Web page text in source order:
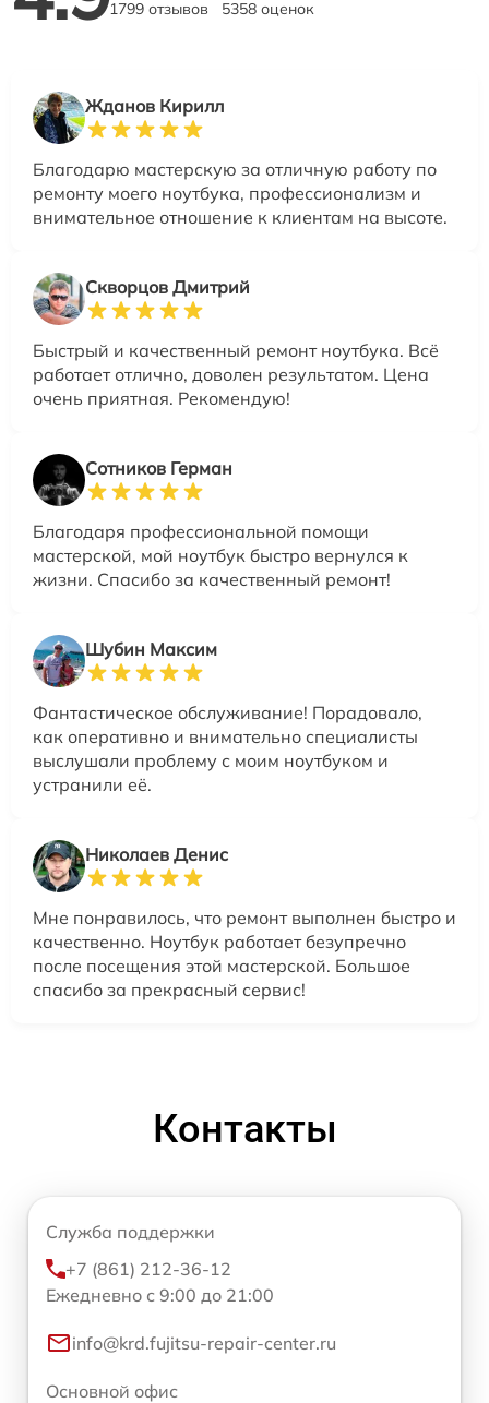
1799 отзывов 5358 оценок
Жданов Кирилл
Благодарю мастерскую за отличную работу по
ремонту моего ноутбука, профессионализм и
внимательное отношение к клиентам на высоте.
Скворцов Дмитрий
Быстрый и качественный ремонт ноутбука. Всё
работает отлично, доволен результатом. Цена
очень приятная. Рекомендую!
Сотников Герман
Благодаря профессиональной помощи
мастерской, мой ноутбук быстро вернулся к
жизни. Спасибо за качественный ремонт!
Шубин Максим
Фантастическое обслуживание! Порадовало,
как оперативно и внимательно специалисты
выслушали проблему с моим ноутбуком и
устранили её.
Николаев Денис
Мне понравилось, что ремонт выполнен быстро и
качественно. Ноутбук работает безупречно
после посещения этой мастерской. Большое
спасибо за прекрасный сервис!
Контакты
Служба поддержки
+7 (861) 212-36-12
Ежедневно с 9:00 до 21:00
info@krd.fujitsu-repair-center.ru
Основной офис